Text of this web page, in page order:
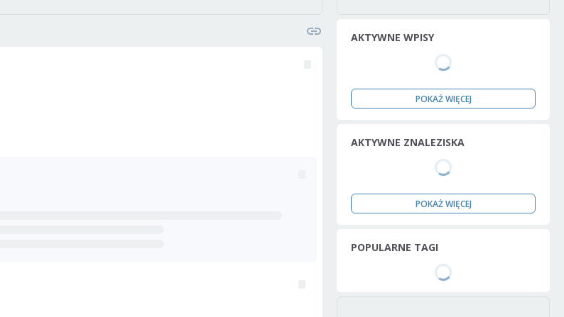
AKTYWNE WPISY
POKAŻ WIĘCEJ
AKTYWNE ZNALEZISKA
POKAŻ WIĘCEJ
POPULARNE TAGI